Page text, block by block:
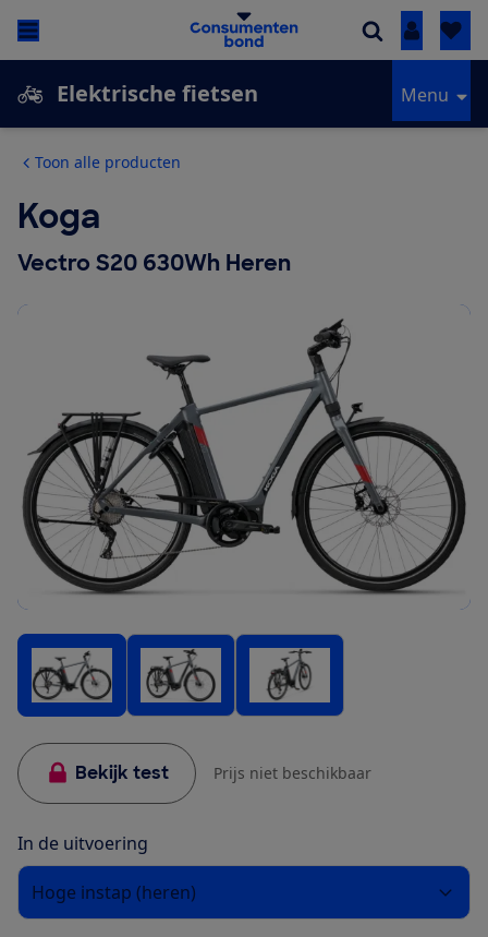
Inloggen
Elektrische fietsen Menu
Toon alle producten
Koga
Vectro S20 630Wh Heren
Bekijk test Prijs niet beschikbaar
In de uitvoering
Hoge instap (heren)